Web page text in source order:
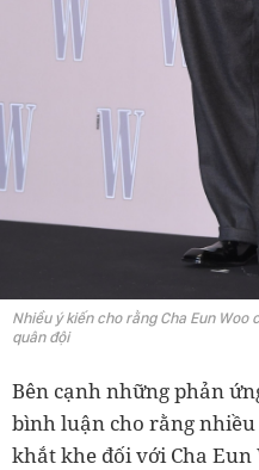
Nhiều ý kiến cho rằng Cha Eun
quân đội
Bên cạnh những phản
bình luận cho rằng
khắt khe đối với Cha